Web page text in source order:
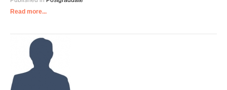
Read more...